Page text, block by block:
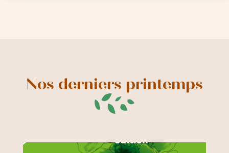
Nos derniers printemps